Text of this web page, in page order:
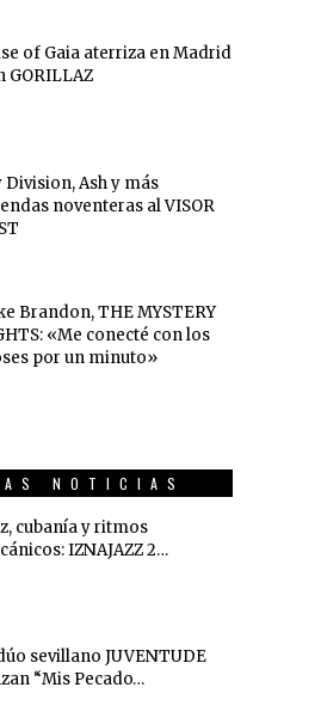
of Gaia aterriza en Madrid
GORILLAZ
Division, Ash y más
noventeras al VISOR
Brandon, THE MYSTERY
«Me conecté con los
por un minuto»
NOTICIAS
cubanía y ritmos
IZNAJAZZ 2…
sevillano JUVENTUDE
“Mis Pecado…